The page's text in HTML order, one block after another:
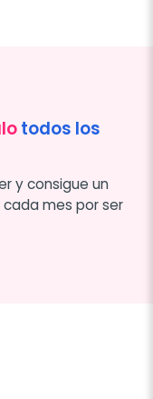
todos los
y consigue un
mes por ser